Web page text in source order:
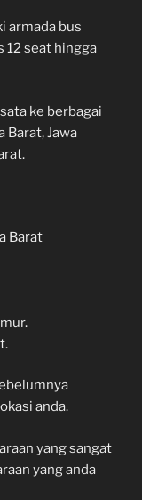
armada bus
12 seat hingga
ke berbagai
Barat, Jawa
Barat
anda.
yang sangat
yang anda